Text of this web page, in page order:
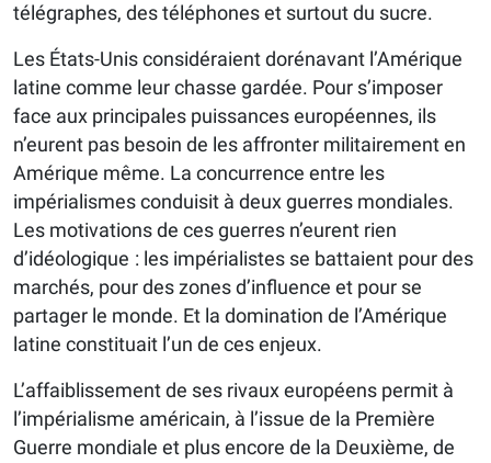
télégraphes, des téléphones et surtout du sucre.
Les États-Unis considéraient dorénavant l’Amérique
latine comme leur chasse gardée. Pour s’imposer
face aux principales puissances européennes, ils
n’eurent pas besoin de les affronter militairement en
Amérique même. La concurrence entre les
impérialismes conduisit à deux guerres mondiales.
Les motivations de ces guerres n’eurent rien
d’idéologique : les impérialistes se battaient pour des
marchés, pour des zones d’influence et pour se
partager le monde. Et la domination de l’Amérique
latine constituait l’un de ces enjeux.
L’affaiblissement de ses rivaux européens permit à
l’impérialisme américain, à l’issue de la Première
Guerre mondiale et plus encore de la Deuxième, de